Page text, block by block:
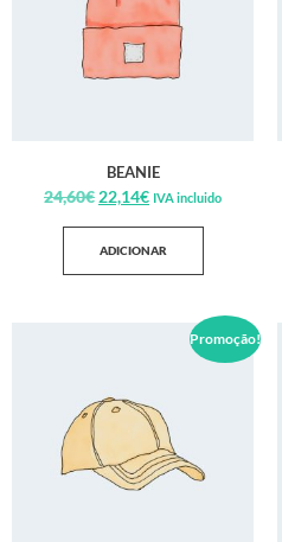
BEANIE
24,60€ 22,14€ IVA incluido
ADICIONAR
Promoção!